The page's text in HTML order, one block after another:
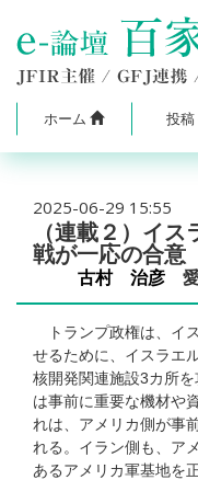
ホーム 投稿
2025-06-29 15:55
（連載２）イ
戦が一応の合意
古村 治彦 愛
トランプ政権は、イ
せるために、イスラエ
核開発関連施設3カ所
は事前に重要な機材や
れは、アメリカ側が事
れる。イラン側も、ア
あるアメリカ軍基地を